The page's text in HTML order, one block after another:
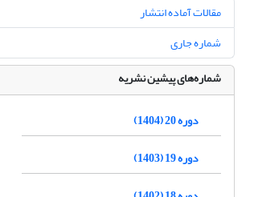
مقالات آماده انتشار
شماره جاری
شماره‌های پیشین نشریه
دوره 20 (1404)
دوره 19 (1403)